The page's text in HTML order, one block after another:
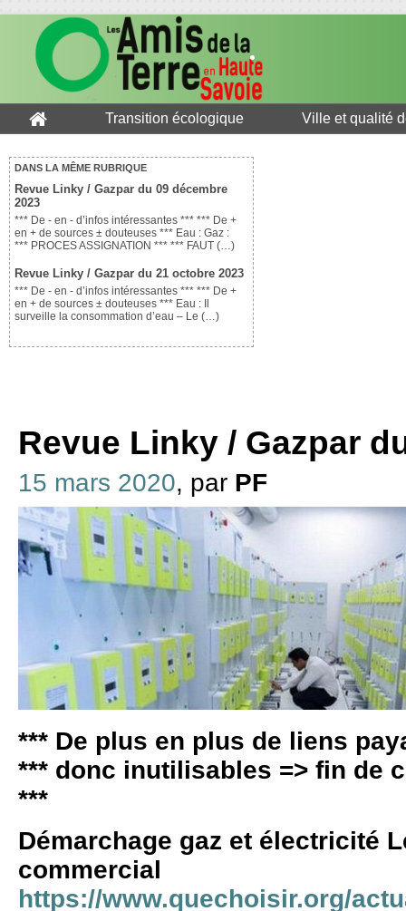
Transition écologique Ville et qualité
DANS LA MÊME RUBRIQUE
Revue Linky / Gazpar du 09 décembre
2023
*** De - en - d’infos intéressantes *** *** De +
en + de sources ± douteuses *** Eau : Gaz :
*** PROCES ASSIGNATION *** *** FAUT (…)
Revue Linky / Gazpar du 21 octobre 2023
*** De - en - d’infos intéressantes *** *** De +
en + de sources ± douteuses *** Eau : Il
surveille la consommation d’eau – Le (…)
Revue Linky / Gazpar
15 mars 2020, par PF
*** De plus en plus de liens
*** donc inutilisables => fin de
***
Démarchage gaz et électricité
commercial
https://www.quechoisir.org/